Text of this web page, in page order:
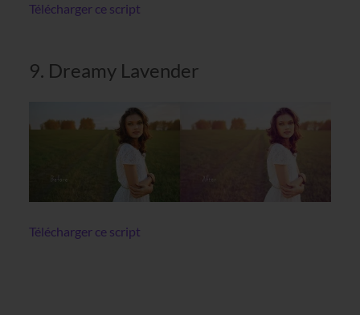
Télécharger ce script
9. Dreamy Lavender
Télécharger ce script